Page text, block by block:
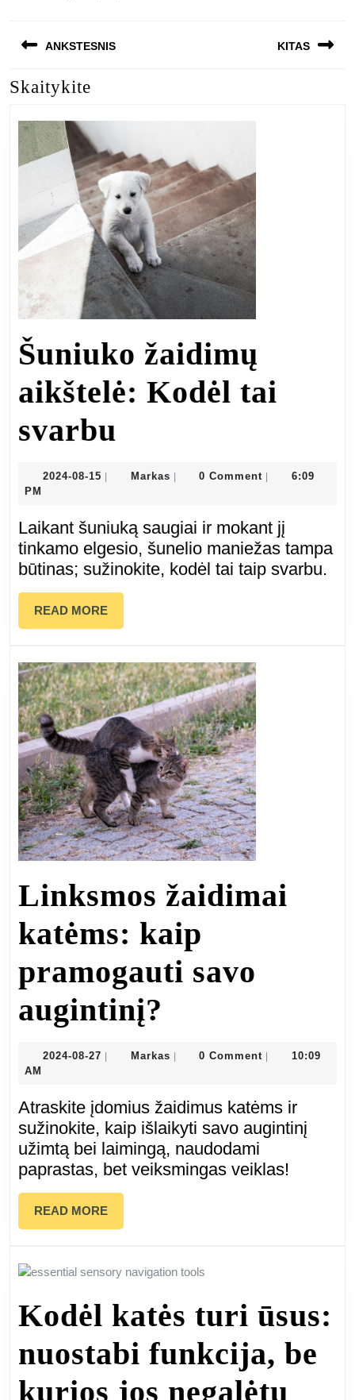
Navigacija
tarp
įrašų
ANKSTESNIS
Previous
KITAS
Skaitykite
Šuniuko žaidimų
aikštelė: Kodėl tai
svarbu
žaidimų
Kodėl
tai
svarbu
2024-08-15 2024-
| MarkasMarkas
| 0 Comment |
6:09
PM
Laikant šuniuką saugiai ir mokant jį
tinkamo elgesio, šunelio maniežas tampa
būtinas; sužinokite, kodėl tai taip svarbu.
READ MOREREAD
MORE
Linksmos žaidimai
katėms: kaip
pramogauti savo
augintinį?
žaidimai
kaip
pramogauti
2024-08-27 2024-
| MarkasMarkas
| 0 Comment |
10:09
AM
Atraskite įdomius žaidimus katėms ir
sužinokite, kaip išlaikyti savo augintinį
užimtą bei laimingą, naudodami
paprastas, bet veiksmingas veiklas!
READ MOREREAD
MORE
Kodėl katės turi ūsus:
nuostabi funkcija, be
kurios jos negalėtų